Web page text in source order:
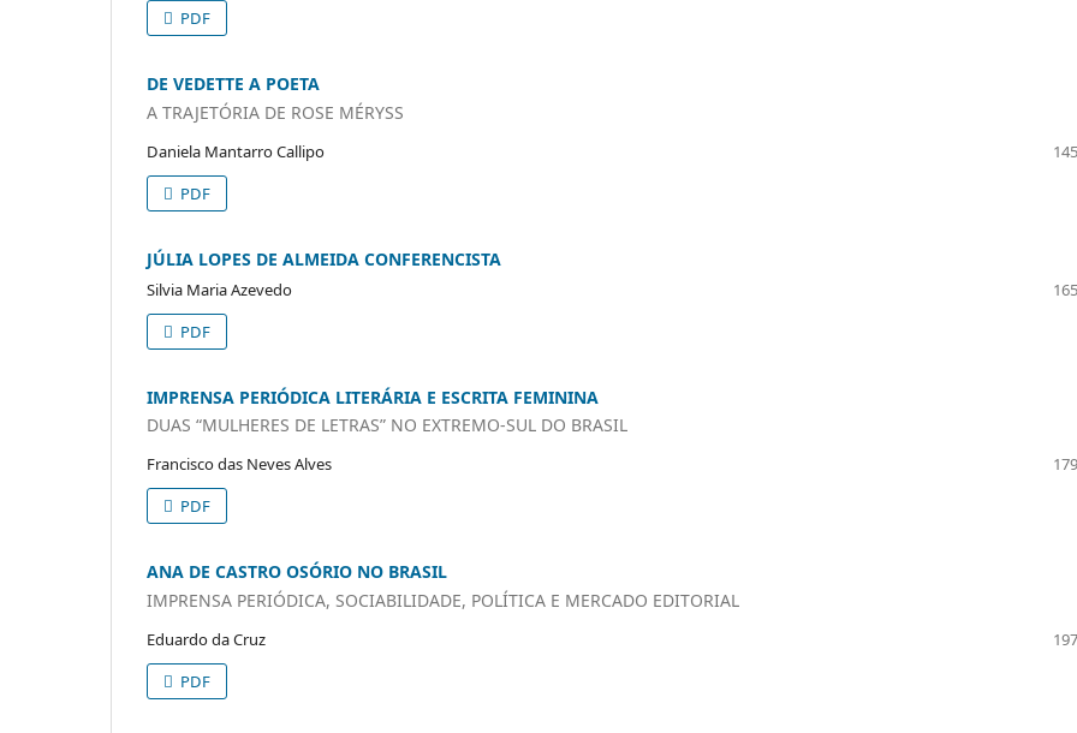
PDF
DE VEDETTE A POETA
A TRAJETÓRIA DE ROSE MÉRYSS
Daniela Mantarro Callipo
PDF
JÚLIA LOPES DE ALMEIDA CONFERENCISTA
Silvia Maria Azevedo
PDF
IMPRENSA PERIÓDICA LITERÁRIA E ESCRITA FEMININA
DUAS “MULHERES DE LETRAS” NO EXTREMO-SUL DO BRASIL
Francisco das Neves Alves
PDF
ANA DE CASTRO OSÓRIO NO BRASIL
IMPRENSA PERIÓDICA, SOCIABILIDADE, POLÍTICA E MERCADO EDITORIAL
Eduardo da Cruz
PDF